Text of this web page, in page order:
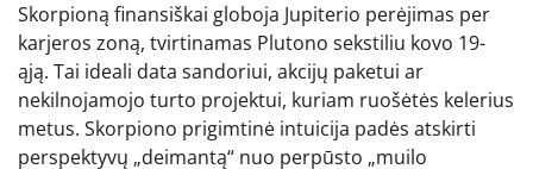
Skorpioną finansiškai globoja Jupiterio perėjimas per
karjeros zoną, tvirtinamas Plutono sekstiliu kovo 19-
ąją. Tai ideali data sandoriui, akcijų paketui ar
nekilnojamojo turto projektui, kuriam ruošėtės kelerius
metus. Skorpiono prigimtinė intuicija padės atskirti
perspektyvų „deimantą“ nuo perpūsto „muilo